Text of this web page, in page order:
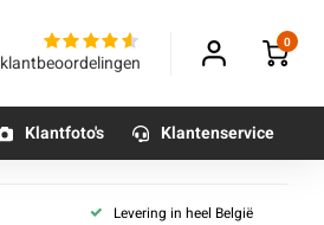
klantbeoordelingen
0
Klantfoto's Klantenservice
Levering in heel België